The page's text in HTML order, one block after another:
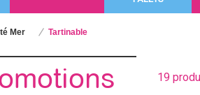
Mer Tartinable
19